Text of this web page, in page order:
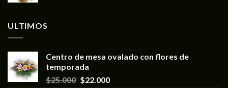
ULTIMOS
Centro de mesa ovalado con flores de
temporada
$25.000 $22.000